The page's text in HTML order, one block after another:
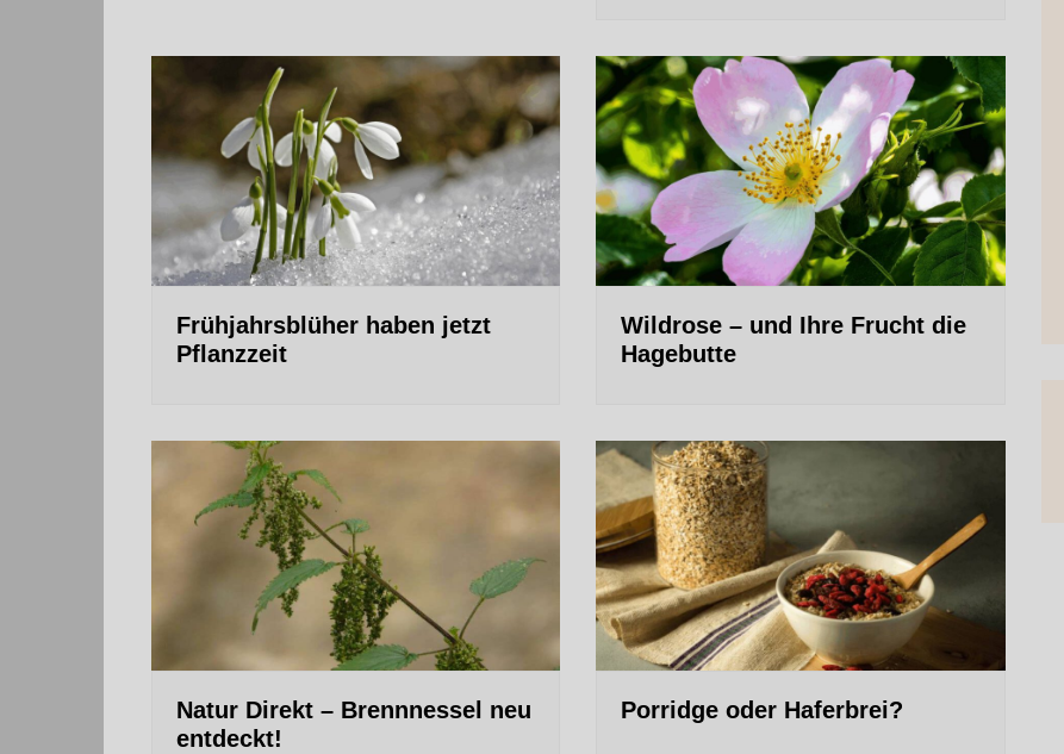
Frühjahrsblüher haben jetzt
Pflanzzeit
Wildrose – und Ihre Frucht die
Hagebutte
Natur Direkt – Brennnessel neu
entdeckt!
Porridge oder Haferbrei?